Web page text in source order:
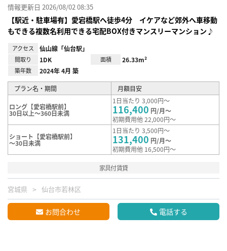
情報更新日 2026/08/02 08:35
【駅近・駐車場有】愛宕橋駅へ徒歩4分 イケアなど郊外へ車移動
もできる複数名利用できる宅配BOX付きマンスリーマンション♪
アクセス 仙山線「仙台駅」
間取り 1DK 面積 26.33m²
築年数 2024年 4月 築
プラン名・期間 月額目安
ロング【愛宕橋駅前】
30日以上～360日未満
1日当たり 3,000円～
116,400 円/月～
初期費用他 22,000円～
ショート【愛宕橋駅前】
～30日未満
1日当たり 3,500円～
131,400 円/月～
初期費用他 16,500円～
家具付賃貸
宮城県 仙台市若林区
お問合わせ 電話する